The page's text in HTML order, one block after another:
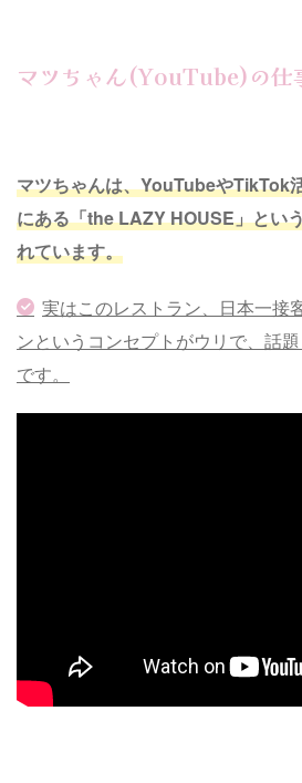
マツちゃん(YouTube)の仕
マツちゃんは、YouTubeやTikTok
にある「the LAZY HOUSE」とい
れています。
実はこのレストラン、日本一接
ンというコンセプトがウリで、話
です。